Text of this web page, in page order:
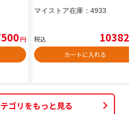
円
マイストア在庫： 4933
税込 10382
カートに入れる
ゴリをもっと見る